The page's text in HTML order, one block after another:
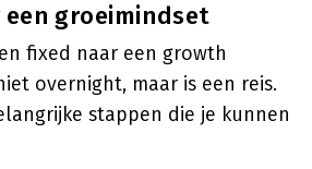
groeimindset
fixed naar een growth
overnight, maar is een reis.
stappen die je kunnen